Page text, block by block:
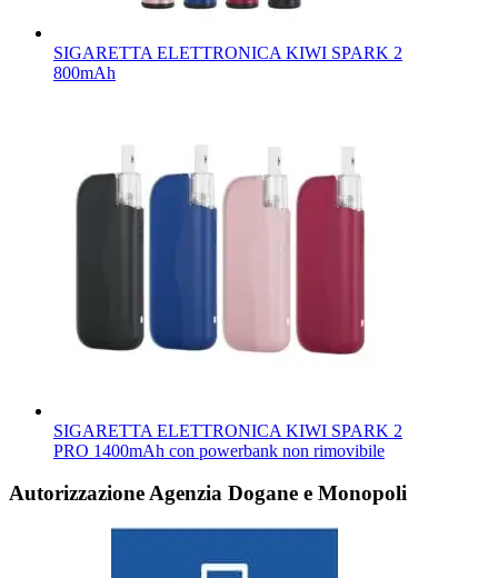
SIGARETTA ELETTRONICA KIWI SPARK 2
800mAh
SIGARETTA ELETTRONICA KIWI SPARK 2
PRO 1400mAh con powerbank non rimovibile
Autorizzazione Agenzia Dogane e Monopoli